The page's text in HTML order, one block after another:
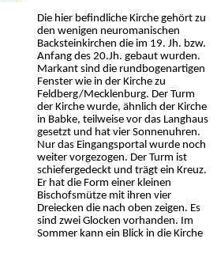
Die hier befindliche Kirche gehört zu
den wenigen neuromanischen
Backsteinkirchen die im 19. Jh. bzw.
Anfang des 20.Jh. gebaut wurden.
Markant sind die rundbogenartigen
Fenster wie in der Kirche zu
Feldberg/Mecklenburg. Der Turm
der Kirche wurde, ähnlich der Kirche
in Babke, teilweise vor das Langhaus
gesetzt und hat vier Sonnenuhren.
Nur das Eingangsportal wurde noch
weiter vorgezogen. Der Turm ist
schiefergedeckt und trägt ein Kreuz.
Er hat die Form einer kleinen
Bischofsmütze mit ihren vier
Dreiecken die nach oben zeigen. Es
sind zwei Glocken vorhanden. Im
Sommer kann ein Blick in die Kirche